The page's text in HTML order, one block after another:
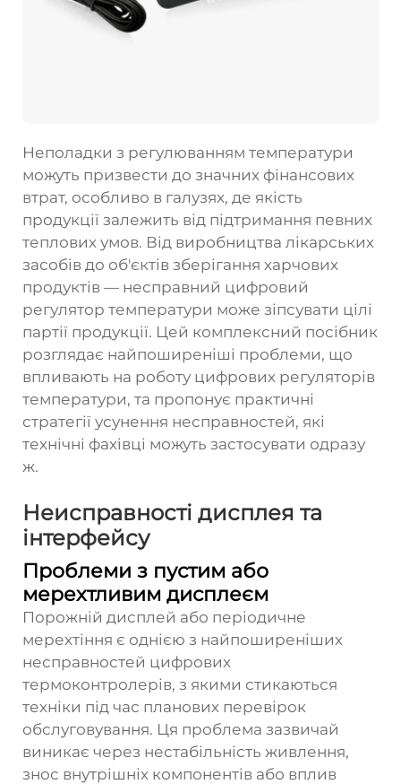
Неполадки з регулюванням температури
можуть призвести до значних фінансових
втрат, особливо в галузях, де якість
продукції залежить від підтримання певних
теплових умов. Від виробництва лікарських
засобів до об'єктів зберігання харчових
продуктів — несправний цифровий
регулятор температури може зіпсувати цілі
партії продукції. Цей комплексний посібник
розглядає найпоширеніші проблеми, що
впливають на роботу цифрових регуляторів
температури, та пропонує практичні
стратегії усунення несправностей, які
технічні фахівці можуть застосувати одразу
ж.
Неисправності дисплея та
інтерфейсу
Проблеми з пустим або
мерехтливим дисплеєм
Порожній дисплей або періодичне
мерехтіння є однією з найпоширеніших
несправностей цифрових
термоконтролерів, з якими стикаються
техніки під час планових перевірок
обслуговування. Ця проблема зазвичай
виникає через нестабільність живлення,
знос внутрішніх компонентів або вплив